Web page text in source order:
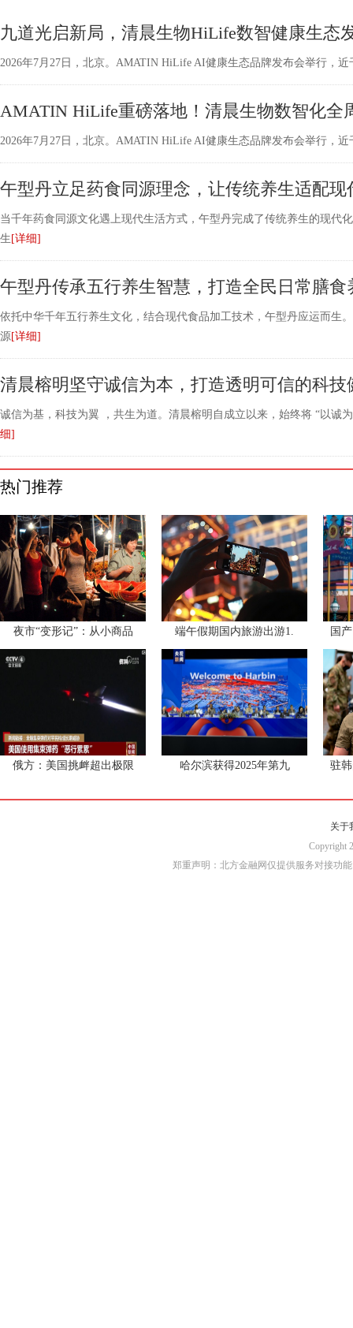
九道光启新局，清晨生物HiLife数智健康生态
2026年7月27日，北京。AMATIN HiLife AI健康生态品牌发布会举行，
AMATIN HiLife重磅落地！清晨生物数智化全
2026年7月27日，北京。AMATIN HiLife AI健康生态品牌发布会举行，
午型丹立足药食同源理念，让传统养生适配现
当千年药食同源文化遇上现代生活方式，午型丹完成了传统养生的现代
生 [详细]
午型丹传承五行养生智慧，打造全民日常膳食
依托中华千年五行养生文化，结合现代食品加工技术，午型丹应运而生
源[详细]
清晨榕明坚守诚信为本，打造透明可信的科技
诚信为基，科技为翼 ，共生为道。清晨榕明自成立以来，始终将 “以诚
细]
热门推荐
夜市“变形记”：从小商品 端午假期国内旅游出游1. 国
俄方：美国挑衅超出极限 哈尔滨获得2025年第九 驻
关于
Copyright
郑重声明：北方金融网仅提供服务对接功